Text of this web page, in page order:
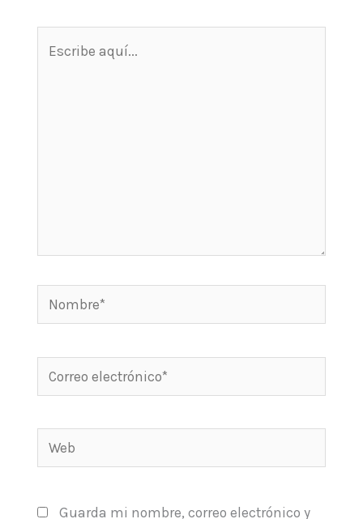
Nombre*
Correo
electrónico*
Web
Guarda mi nombre, correo electrónico y